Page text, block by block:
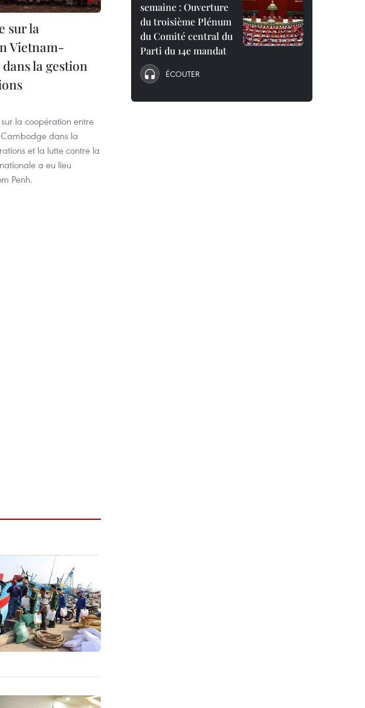
sur la
Vietnam-
la gestion
la coopération entre
dans la
et la lutte contre la
a eu lieu
Penh.
semaine : Ouverture
du troisième Plénum
du Comité central du
Parti du 14e mandat
ÉCOUTER